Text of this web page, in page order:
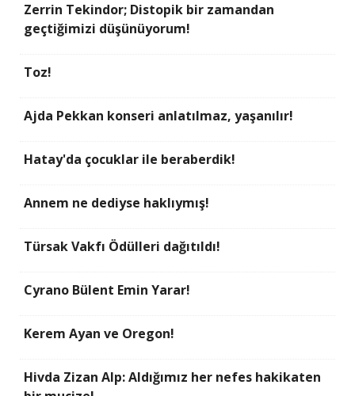
Zerrin Tekindor; Distopik bir zamandan
geçtiğimizi düşünüyorum!
Toz!
Ajda Pekkan konseri anlatılmaz, yaşanılır!
Hatay'da çocuklar ile beraberdik!
Annem ne dediyse haklıymış!
Türsak Vakfı Ödülleri dağıtıldı!
Cyrano Bülent Emin Yarar!
Kerem Ayan ve Oregon!
Hivda Zizan Alp: Aldığımız her nefes hakikaten